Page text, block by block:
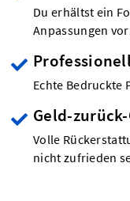
Du erhältst ein
Anpassungen
Echte Bedruckte
Geld-
Volle
nicht zufrieden